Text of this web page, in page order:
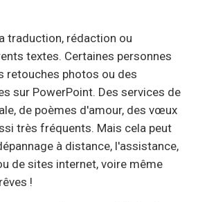
traduction, rédaction ou
textes. Certaines personnes
retouches photos ou des
sur PowerPoint. Des services de
de poèmes d'amour, des vœux
très fréquents. Mais cela peut
à distance, l'assistance,
de sites internet, voire même
!